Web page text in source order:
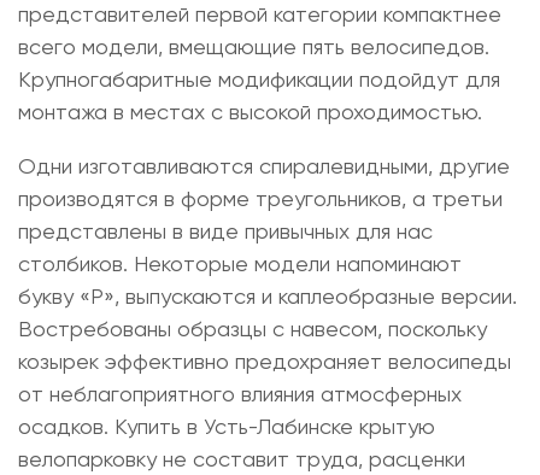
представителей первой категории компактнее
всего модели, вмещающие пять велосипедов.
Крупногабаритные модификации подойдут для
монтажа в местах с высокой проходимостью.
Одни изготавливаются спиралевидными, другие
производятся в форме треугольников, а третьи
представлены в виде привычных для нас
столбиков. Некоторые модели напоминают
букву «Р», выпускаются и каплеобразные версии.
Востребованы образцы с навесом, поскольку
козырек эффективно предохраняет велосипеды
от неблагоприятного влияния атмосферных
осадков. Купить в Усть-Лабинске крытую
велопарковкуне составит труда, расценки